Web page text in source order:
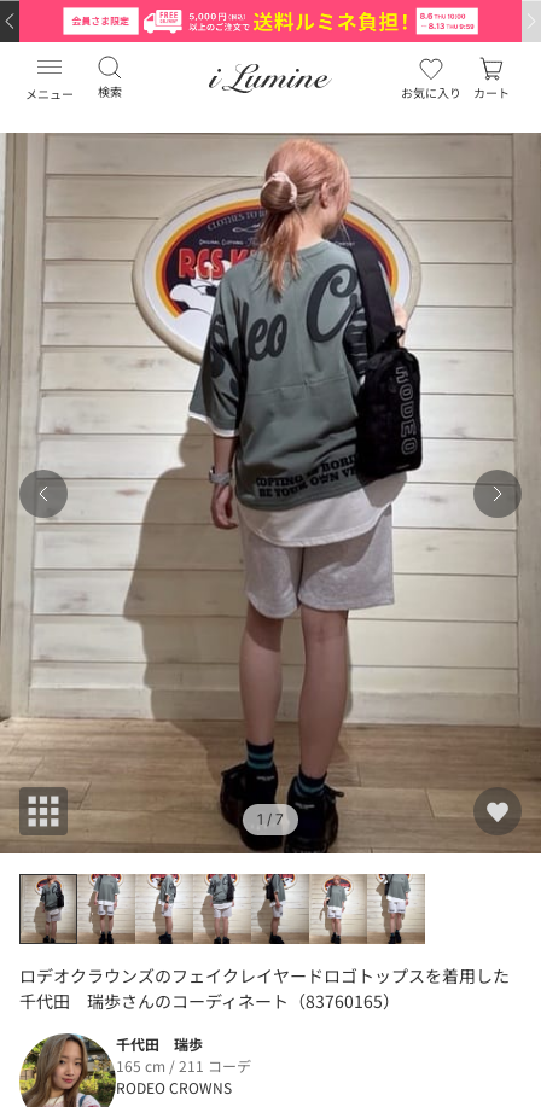
メニュー 検索 お気に入り カート
1 / 7
ロデオクラウンズのフェイクレイヤードロゴトップスを着用した
千代田 瑞歩さんのコーディネート（83760165）
千代田 瑞歩
165 cm / 211 コーデ
RODEO CROWNS